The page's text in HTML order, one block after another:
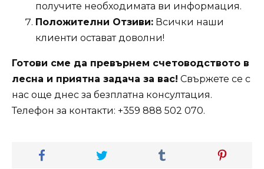
получите необходимата ви информация.
Положителни Отзиви: Всички наши
клиенти остават доволни!
Готови сме да превърнем счетоводството в
лесна и приятна задача за вас! Свържете се с
нас още днес за безплатна консултация.
Телефон за контакти: +359 888 502 070.